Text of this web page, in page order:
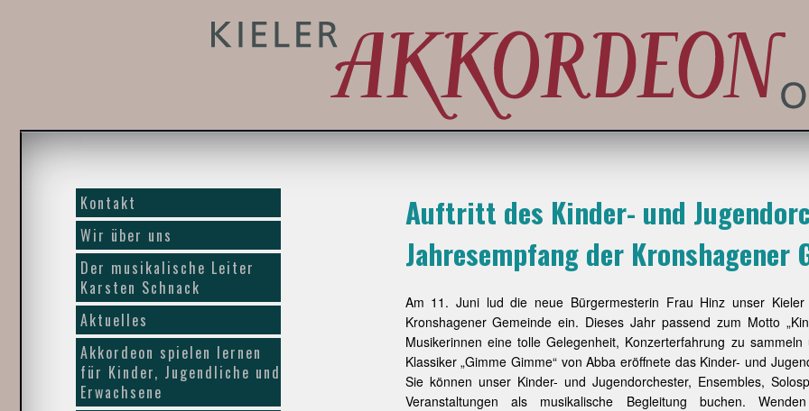
Auftritt des Kinder- und
Jahresempfang der Kronshagener
Am 11. Juni lud die neue Bürgermesterin Frau Hinz unser
Kronshagener Gemeinde ein. Dieses Jahr passend zum Motto
Musikerinnen eine tolle Gelegenheit, Konzerterfahrung zu
Klassiker „Gimme Gimme“ von Abba eröffnete das Kinder- und
Sie können unser Kinder- und Jugendorchester, Ensembles,
Veranstaltungen als musikalische Begleitung buchen.
Kontakt
Wir über uns
Der musikalische Leiter
Karsten Schnack
Aktuelles
Akkordeon spielen lernen
für Kinder, Jugendliche und
Erwachsene